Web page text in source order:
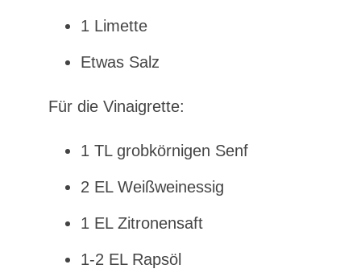
1 Limette
Etwas Salz
Für die Vinaigrette:
1 TL grobkörnigen Senf
2 EL Weißweinessig
1 EL Zitronensaft
1-2 EL Rapsöl